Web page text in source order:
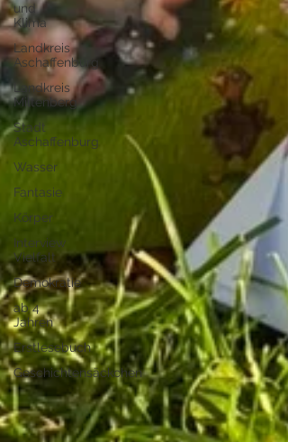
und
Klima
Landkreis
Aschaffenburg
Landkreis
Miltenberg
Stadt
Aschaffenburg
Wasser
Fantasie
Körper
Interview
Vielfalt
Demokratie
ab 4
Jahren
Erstlesebuch
Geschichtensäckchen